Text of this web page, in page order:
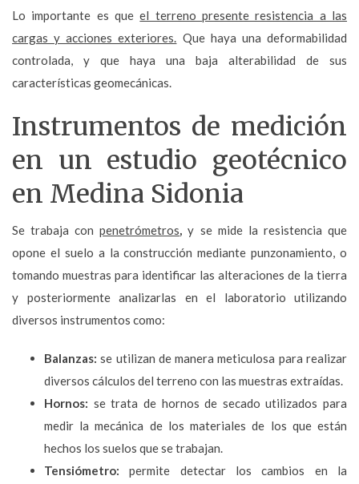
Lo importante es queel terreno presente resistencia a las
cargas y acciones exteriores. Que haya una deformabilidad
controlada, y que haya una baja alterabilidad de sus
características geomecánicas.
Instrumentos de medición
en un estudio geotécnico
en Medina Sidonia
Se trabaja conpenetrómetros,y se mide la resistencia que
opone el suelo a la construcción mediante punzonamiento, o
tomando muestras para identificar las alteraciones de la tierra
y posteriormente analizarlas en el laboratorio utilizando
diversos instrumentos como:
Balanzas: se utilizan de manera meticulosa para realizar
diversos cálculos del terreno con las muestras extraídas.
Hornos: se trata de hornos de secado utilizados para
medir la mecánica de los materiales de los que están
hechos los suelos que se trabajan.
Tensiómetro: permite detectar los cambios en la